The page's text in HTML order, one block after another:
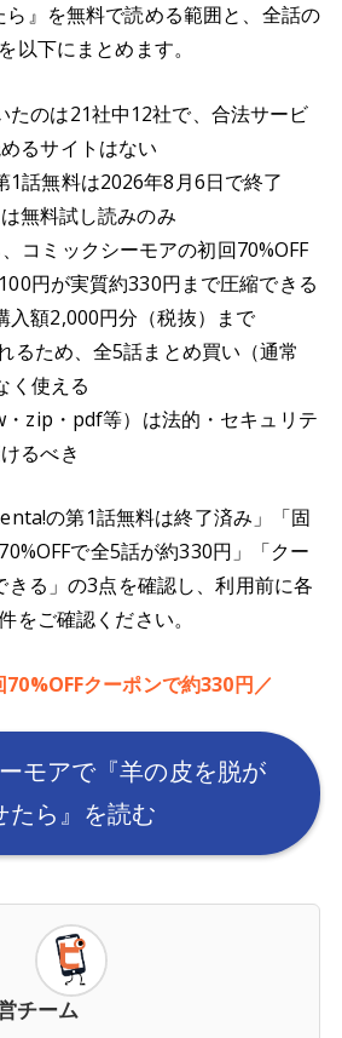
ら』を無料で読める範囲と、全話の
以下にまとめます。
たのは21社中12社で、合法サービ
るサイトはない
1話無料は2026年8月6日で終了
無料試し読みのみ
コミックシーモアの初回70%OFF
円が実質約330円まで圧縮できる
入額2,000円分（税抜）まで
るため、全5話まとめ買い（通常
く使える
zip・pdf等）は法的・セキュリテ
るべき
の第1話無料は終了済み」「固
で全5話が約330円」「クー
る」の3点を確認し、利用前に各
をご確認ください。
70%OFFクーポンで約330円／
モアで『羊の皮を脱が
たら』を読む
チーム